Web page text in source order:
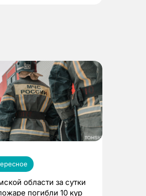
области за сутки
погибли 10 кур